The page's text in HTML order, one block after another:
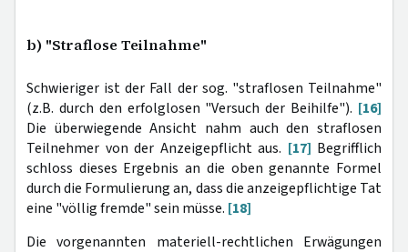
b) "Straflose Teilnahme"
Schwieriger ist der Fall der sog. "straflosen Teilnahme"
(z.B. durch den erfolglosen "Versuch der Beihilfe"). [16]
Die überwiegende Ansicht nahm auch den straflosen
Teilnehmer von der Anzeigepflicht aus. [17] Begrifflich
schloss dieses Ergebnis an die oben genannte Formel
durch die Formulierung an, dass die anzeigepflichtige Tat
eine "völlig fremde" sein müsse. [18]
Die vorgenannten materiell-rechtlichen Erwägungen